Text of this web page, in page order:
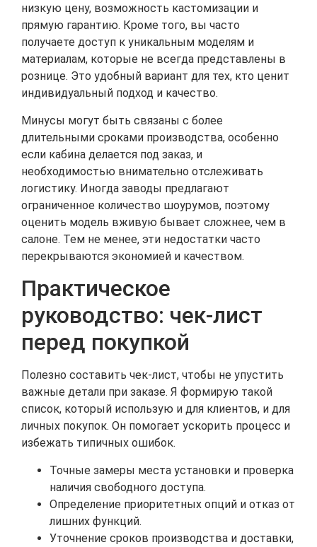
низкую цену, возможность кастомизации и
прямую гарантию. Кроме того, вы часто
получаете доступ к уникальным моделям и
материалам, которые не всегда представлены в
рознице. Это удобный вариант для тех, кто ценит
индивидуальный подход и качество.
Минусы могут быть связаны с более
длительными сроками производства, особенно
если кабина делается под заказ, и
необходимостью внимательно отслеживать
логистику. Иногда заводы предлагают
ограниченное количество шоурумов, поэтому
оценить модель вживую бывает сложнее, чем в
салоне. Тем не менее, эти недостатки часто
перекрываются экономией и качеством.
Практическое
руководство: чек-лист
перед покупкой
Полезно составить чек-лист, чтобы не упустить
важные детали при заказе. Я формирую такой
список, который использую и для клиентов, и для
личных покупок. Он помогает ускорить процесс и
избежать типичных ошибок.
Точные замеры места установки и проверка
наличия свободного доступа.
Определение приоритетных опций и отказ от
лишних функций.
Уточнение сроков производства и доставки,